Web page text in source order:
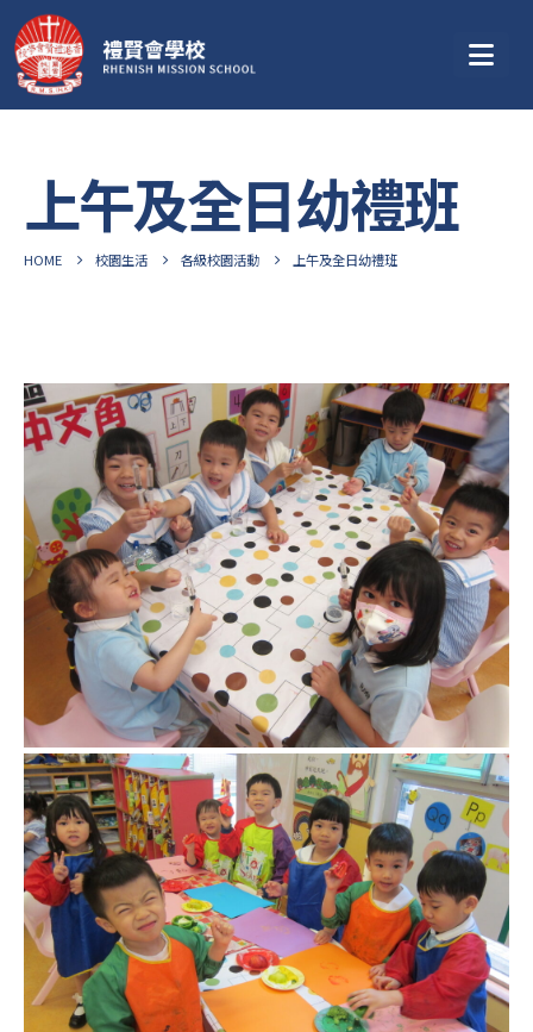
上午及全日幼禮班
HOME 校園生活 各級校園活動 上午及全日幼禮班